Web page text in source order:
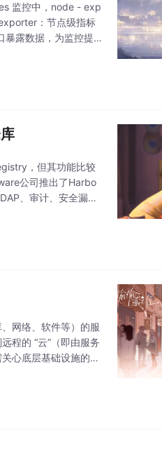
监控中，node - exp
：节点级指标
暴露数据，为监控提
，但其功能比较
公司推出了Harbo
、审计、安全漏洞
网络、软件等）的服
程的 “云”（即由服务
心底层基础设施的搭